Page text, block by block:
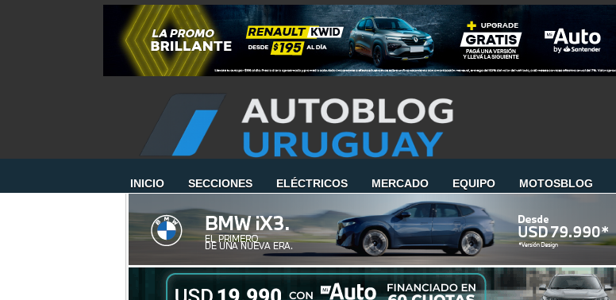
INICIO SECCIONES ELÉCTRICOS MERCADO EQUIPO MOTOSBLOG